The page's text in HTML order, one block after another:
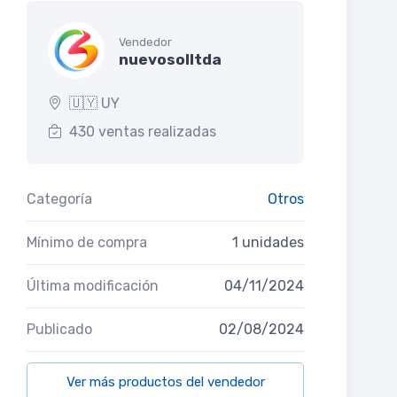
Vendedor
nuevosolltda
🇺🇾 UY
430 ventas realizadas
Categoría Otros
Mínimo de compra 1 unidades
Última modificación 04/11/2024
Publicado 02/08/2024
Ver más productos del vendedor